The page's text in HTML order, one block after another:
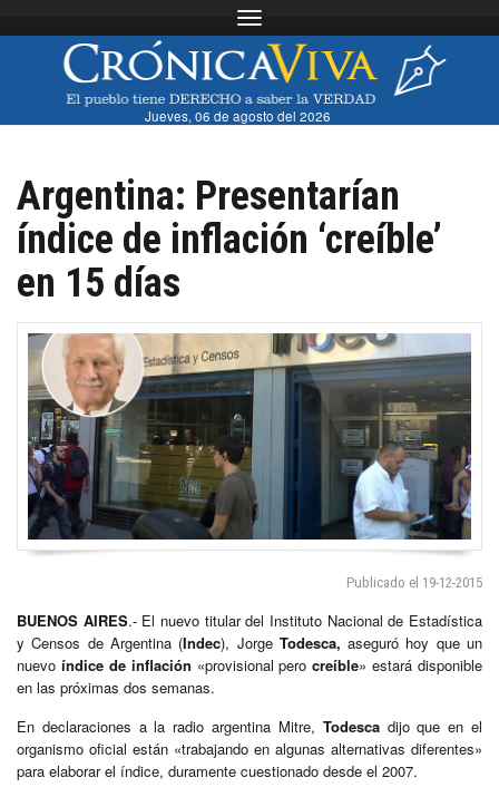
Toggle navigation
Jueves, 06 de agosto del 2026
Argentina: Presentarían
índice de inflación ‘creíble’
en 15 días
Publicado el 19-12-2015
BUENOS AIRES.- El nuevo titular del Instituto Nacional de Estadística
y Censos de Argentina (Indec), Jorge Todesca, aseguró hoy que un
nuevo índice de inflación «provisional perocreíble» estará disponible
en las próximas dos semanas.
En declaraciones a la radio argentina Mitre, Todescadijo que en el
organismo oficial están «trabajando en algunas alternativas diferentes»
para elaborar el índice, duramente cuestionado desde el 2007.